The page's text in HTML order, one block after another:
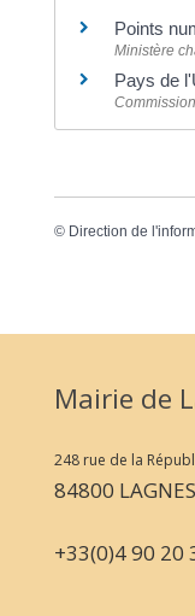
Points
Ministère
Pays de
© Direction de
Mairie de
248 rue de la
84800 LAGNES
+33(0)4 90 20